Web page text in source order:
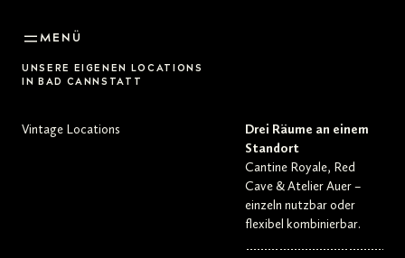
MENÜ
UNSERE EIGENEN LOCATIONS
IN BAD CANNSTATT
Vintage Locations
Drei Räume an einem
Standort
Cantine Royale, Red
Cave & Atelier Auer –
einzeln nutzbar oder
flexibel kombinierbar.